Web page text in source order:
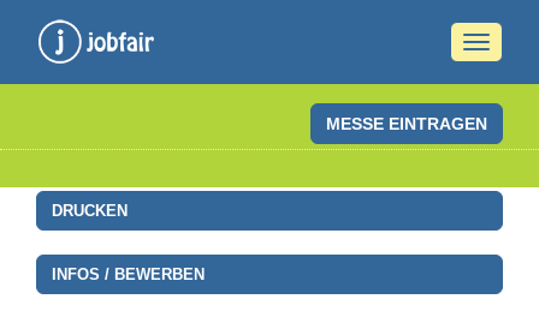
MESSE EINTRAGEN
DRUCKEN
INFOS / BEWERBEN